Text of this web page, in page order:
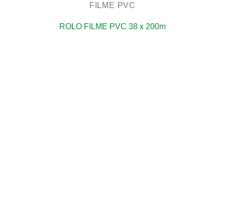
FILME PVC
ROLO FILME PVC 38 x 200m